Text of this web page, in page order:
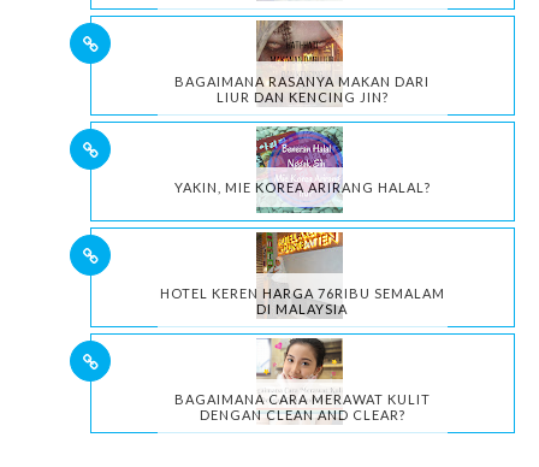
BAGAIMANA RASANYA MAKAN DARI
LIUR DAN KENCING JIN?
YAKIN, MIE KOREA ARIRANG HALAL?
HOTEL KEREN HARGA 76RIBU SEMALAM
DI MALAYSIA
BAGAIMANA CARA MERAWAT KULIT
DENGAN CLEAN AND CLEAR?